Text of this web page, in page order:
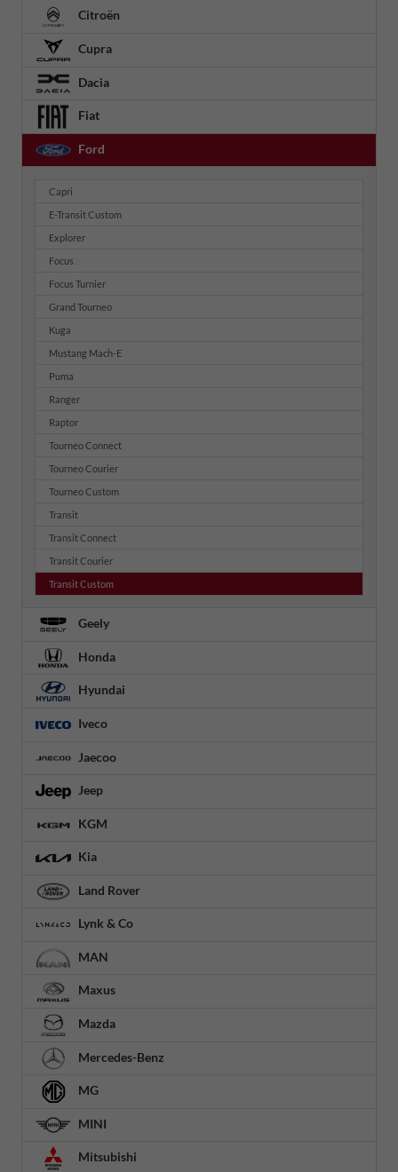
Citroën
Cupra
Dacia
Fiat
Ford
Capri
E-Transit Custom
Explorer
Focus
Focus Turnier
Grand Tourneo
Kuga
Mustang Mach-E
Puma
Ranger
Raptor
Tourneo Connect
Tourneo Courier
Tourneo Custom
Transit
Transit Connect
Transit Courier
Transit Custom
Geely
Honda
Hyundai
Iveco
Jaecoo
Jeep
KGM
Kia
Land Rover
Lynk & Co
MAN
Maxus
Mazda
Mercedes-Benz
MG
MINI
Mitsubishi